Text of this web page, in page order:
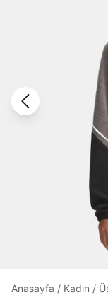
Şifremi Unuttum
Anasayfa / Kadın /
Daha